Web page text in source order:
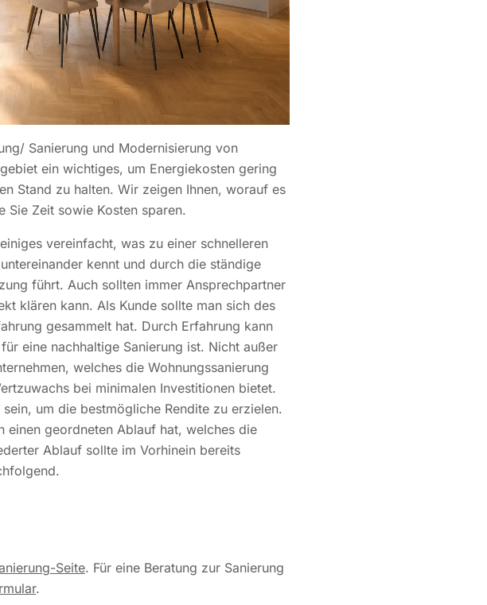
Sanierung und Modernisierung von
ein wichtiges, um Energiekosten gering
Stand zu halten. Wir zeigen Ihnen, worauf es
Sie Zeit sowie Kosten sparen.
vereinfacht, was zu einer schnelleren
kennt und durch die ständige
führt. Auch sollten immer Ansprechpartner
klären kann. Als Kunde sollte man sich des
gesammelt hat. Durch Erfahrung kann
eine nachhaltige Sanierung ist. Nicht außer
welches die Wohnungssanierung
bei minimalen Investitionen bietet.
um die bestmögliche Rendite zu erzielen.
einen geordneten Ablauf hat, welches die
Ablauf sollte im Vorhinein bereits
Seite. Für eine Beratung zur Sanierung
.